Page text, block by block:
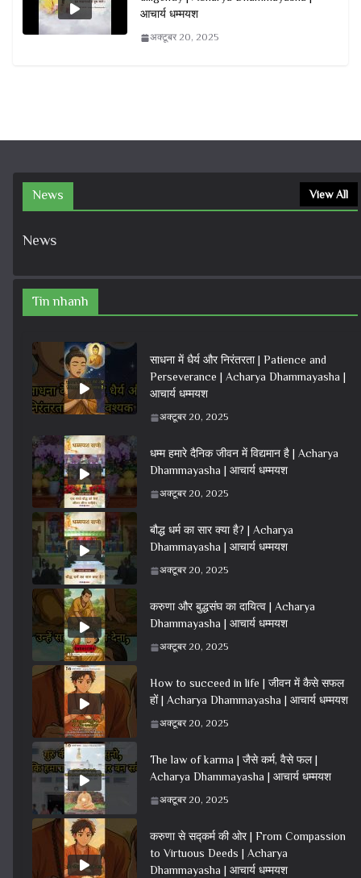
आचार्य धम्मयश
अक्टूबर 20, 2025
News View All
News
Tin nhanh
साधना में धैर्य और निरंतरता | Patience and
Perseverance | Acharya Dhammayasha |
आचार्य धम्मयश
अक्टूबर 20, 2025
धम्म हमारे दैनिक जीवन में विद्यमान है | Acharya
Dhammayasha | आचार्य धम्मयश
अक्टूबर 20, 2025
बौद्ध धर्म का सार क्या है? | Acharya
Dhammayasha | आचार्य धम्मयश
अक्टूबर 20, 2025
करुणा और बुद्धसंघ का दायित्व | Acharya
Dhammayasha | आचार्य धम्मयश
अक्टूबर 20, 2025
How to succeed in life | जीवन में कैसे सफल
हों | Acharya Dhammayasha | आचार्य धम्मयश
अक्टूबर 20, 2025
The law of karma | जैसे कर्म, वैसे फल |
Acharya Dhammayasha | आचार्य धम्मयश
अक्टूबर 20, 2025
करुणा से सद्कर्म की ओर | From Compassion
to Virtuous Deeds | Acharya
Dhammayasha | आचार्य धम्मयश